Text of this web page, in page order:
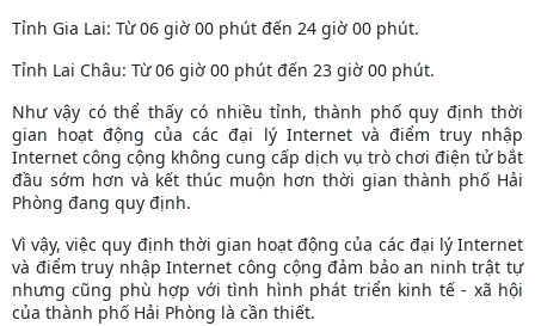
Tỉnh Gia Lai: Từ 06 giờ 00 phút đến 24 giờ 00 phút.
Tỉnh Lai Châu: Từ 06 giờ 00 phút đến 23 giờ 00 phút.
Như vậy có thể thấy có nhiều tỉnh, thành phố quy định thời
gian hoạt động của các đại lý Internet và điểm truy nhập
Internet công cộng không cung cấp dịch vụ trò chơi điện tử bắt
đầu sớm hơn và kết thúc muộn hơn thời gian thành phố Hải
Phòng đang quy định.
Vì vậy, việc quy định thời gian hoạt động của các đại lý Internet
và điểm truy nhập Internet công cộng đảm bảo an ninh trật tự
nhưng cũng phù hợp với tình hình phát triển kinh tế - xã hội
của thành phố Hải Phòng là cần thiết.